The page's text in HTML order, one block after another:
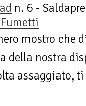
n. 6 -
mostro che
della nostra
assaggiato,